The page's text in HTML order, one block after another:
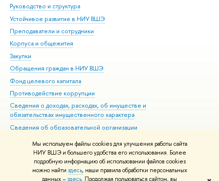
Мы используем файлы cookies для улучшения работы сайта
НИУ ВШЭ и большего удобства его использования. Более
подробную информацию об использовании файлов cookies
можно найти здесь, наши правила обработки персональных
данных –здесь. Продолжая пользоваться сайтом, вы
Руководство и структура
Устойчивое развитие в НИУ ВШЭ
Преподаватели и сотрудники
Корпуса и общежития
Закупки
Обращения граждан в НИУ ВШЭ
Фонд целевого капитала
Противодействие коррупции
Сведения о доходах, расходах, об имуществе и
обязательствах имущественного характера
Сведения об образовательной организации
Людям с ограниченными возможностями здоровья
Единая платежная страница
Работа в Вышке